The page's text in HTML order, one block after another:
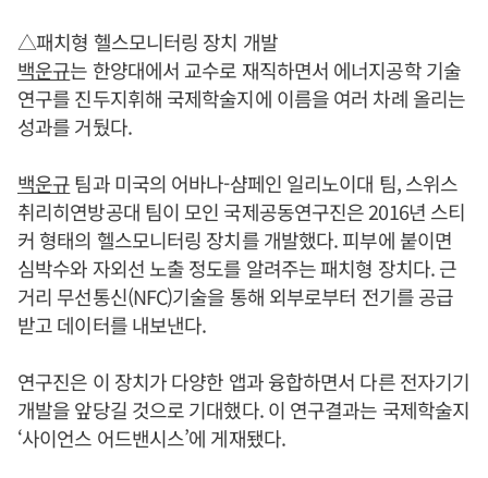
△패치형 헬스모니터링 장치 개발
백운규는 한양대에서 교수로 재직하면서 에너지공학 기술
연구를 진두지휘해 국제학술지에 이름을 여러 차례 올리는
성과를 거뒀다.
백운규팀과 미국의 어바나-샴페인 일리노이대 팀, 스위스
취리히연방공대 팀이 모인 국제공동연구진은 2016년 스티
커 형태의 헬스모니터링 장치를 개발했다. 피부에 붙이면
심박수와 자외선 노출 정도를 알려주는 패치형 장치다. 근
거리 무선통신(NFC)기술을 통해 외부로부터 전기를 공급
받고 데이터를 내보낸다.
연구진은 이 장치가 다양한 앱과 융합하면서 다른 전자기기
개발을 앞당길 것으로 기대했다. 이 연구결과는 국제학술지
‘사이언스 어드밴시스’에 게재됐다.